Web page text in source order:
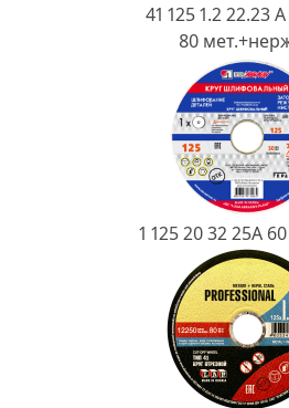
41 125 1.2 22.23
80
1 125 20 32 25А